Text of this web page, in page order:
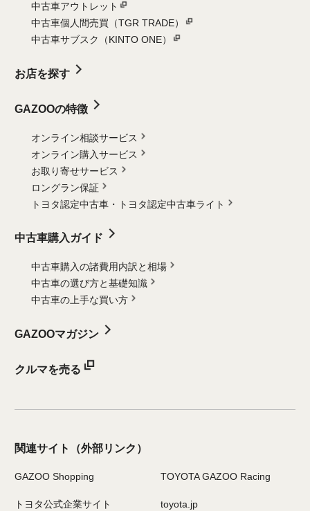
中古車アウトレット
中古車個人間売買（TGR TRADE）
中古車サブスク（KINTO ONE）
お店を探す
GAZOOの特徴
オンライン相談サービス
オンライン購入サービス
お取り寄せサービス
ロングラン保証
トヨタ認定中古車・
トヨタ認定中古車ライト
中古車購入ガイド
中古車購入の諸費用内訳と相場
中古車の選び方と基礎知識
中古車の上手な買い方
GAZOOマガジン
クルマを売る
関連サイト （外部リンク）
GAZOO Shopping TOYOTA GAZOO Racing
トヨタ公式企業サイト toyota.jp